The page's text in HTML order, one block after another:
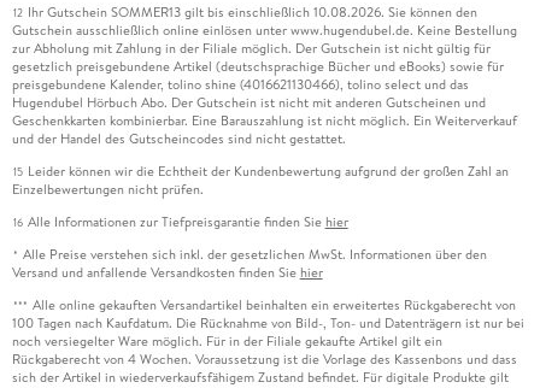
12 Ihr Gutschein SOMMER13 gilt bis einschließlich 10.08.2026. Sie können den
Gutschein ausschließlich online einlösen unter www.hugendubel.de. Keine Bestellung
zur Abholung mit Zahlung in der Filiale möglich. Der Gutschein ist nicht gültig für
gesetzlich preisgebundene Artikel (deutschsprachige Bücher und eBooks) sowie für
preisgebundene Kalender, tolino shine (4016621130466), tolino select und das
Hugendubel Hörbuch Abo. Der Gutschein ist nicht mit anderen Gutscheinen und
Geschenkkarten kombinierbar. Eine Barauszahlung ist nicht möglich. Ein Weiterverkauf
und der Handel des Gutscheincodes sind nicht gestattet.
15 Leider können wir die Echtheit der Kundenbewertung aufgrund der großen Zahl an
Einzelbewertungen nicht prüfen.
16 Alle Informationen zur Tiefpreisgarantie finden Sie hier
* Alle Preise verstehen sich inkl. der gesetzlichen MwSt. Informationen über den
Versand und anfallende Versandkosten finden Sie hier
*** Alle online gekauften Versandartikel beinhalten ein erweitertes Rückgaberecht von
100 Tagen nach Kaufdatum. Die Rücknahme von Bild-, Ton- und Datenträgern ist nur bei
noch versiegelter Ware möglich. Für in der Filiale gekaufte Artikel gilt ein
Rückgaberecht von 4 Wochen. Voraussetzung ist die Vorlage des Kassenbons und dass
sich der Artikel in wiederverkaufsfähigem Zustand befindet. Für digitale Produkte gilt